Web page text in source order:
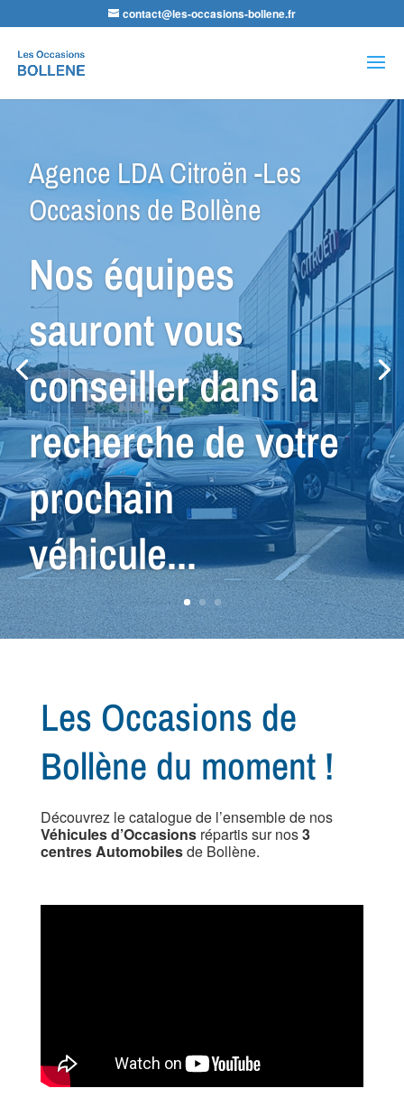
contact@les-occasions-bollene.fr
de
produits
Agence VSP Occasions -Les
Occasions de Bollène
Petit Budget ou
Spécial Utilitaire,
nous avons le
véhicule qu'il vous
faut !
Les Occasions de
Bollène du moment !
Découvrez le catalogue de l’ensemble de nos
Véhicules d’Occasionsrépartis sur nos3
centres Automobilesde Bollène.